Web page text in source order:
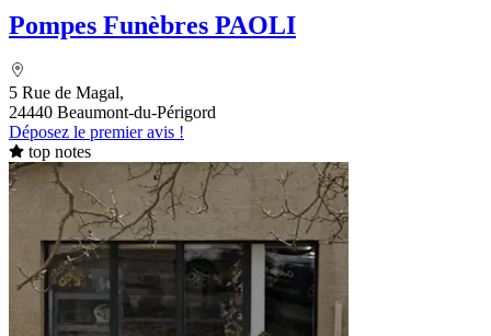
Pompes Funèbres PAOLI
5 Rue de Magal,
24440 Beaumont-du-Périgord
Déposez le premier avis !
top notes